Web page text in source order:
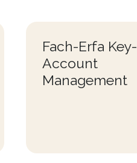
Fach-Erfa Key-
Account
Management